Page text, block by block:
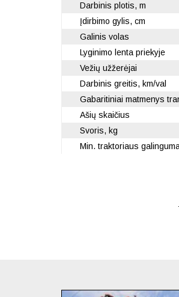
Darbinis plotis, m
Įdirbimo gylis, cm
Galinis volas
Lyginimo lenta priekyje
Vežių užžerėjai
Darbinis greitis, km/val
Gabaritiniai matmenys
Ašių skaičius
Svoris, kg
Min. traktoriaus